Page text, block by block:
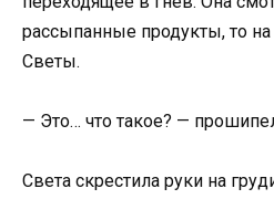
рассыпанные продукты, то
Светы.
— Это… что такое? —
Света скрестила руки на